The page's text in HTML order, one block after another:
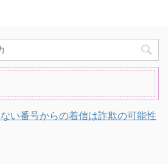
い番号からの着信は詐欺の可能性